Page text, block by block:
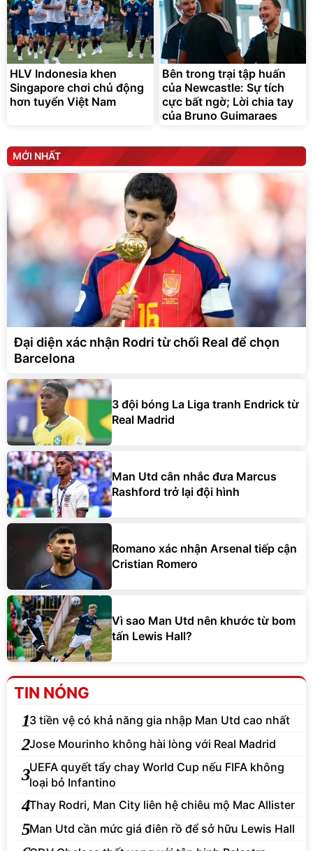
HLV Indonesia khen
Singapore chơi chủ động
hơn tuyển Việt Nam
Bên trong trại tập huấn
của Newcastle: Sự tích
cực bất ngờ; Lời chia tay
của Bruno Guimaraes
MỚI NHẤT
Đại diện xác nhận Rodri từ chối Real để chọn
Barcelona
3 đội bóng La Liga tranh Endrick từ
Real Madrid
Man Utd cân nhắc đưa Marcus
Rashford trở lại đội hình
Romano xác nhận Arsenal tiếp cận
Cristian Romero
Vì sao Man Utd nên khước từ bom
tấn Lewis Hall?
TIN NÓNG
13 tiền vệ có khả năng gia nhập Man Utd cao nhất
2Jose Mourinho không hài lòng với Real Madrid
3UEFA quyết tẩy chay World Cup nếu FIFA không
loại bỏ Infantino
4Thay Rodri, Man City liên hệ chiêu mộ Mac Allister
5Man Utd cần mức giá điên rồ để sở hữu Lewis Hall